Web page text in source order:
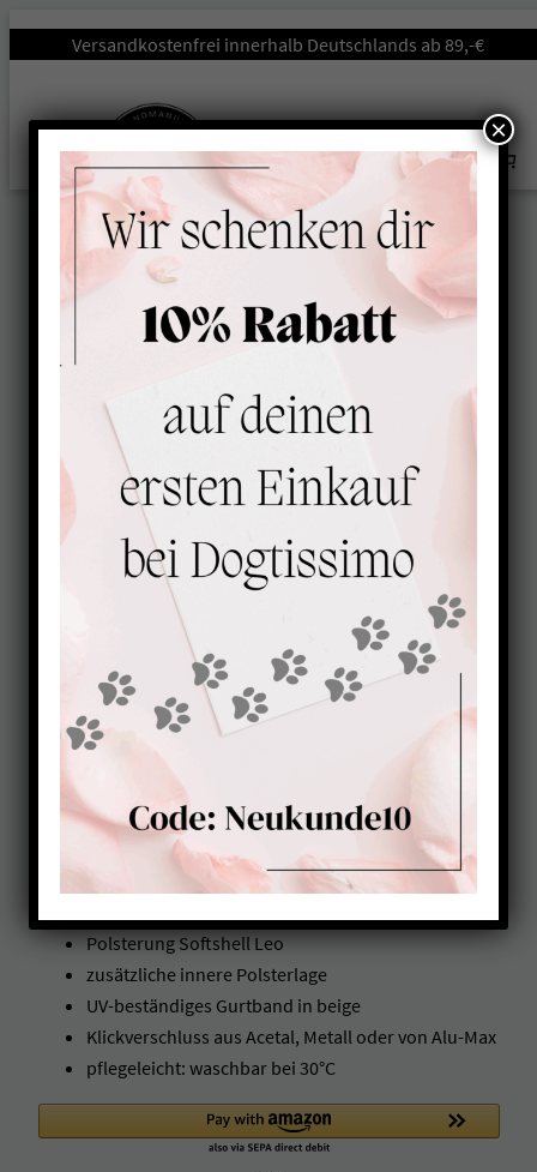
Versandkostenfrei innerhalb Deutschlands ab 89,-€
Namen LEO-BEIGE
Halsband gepolstert mit
Namen LEO-BEIGE
ab 39,00
Halsband gepolstert
Polsterung Softshell Leo
zusätzliche innere Polsterlage
UV-beständiges Gurtband in beige
Klickverschluss aus Acetal, Metall oder von Alu-Max
pflegeleicht: waschbar bei 30°C
×